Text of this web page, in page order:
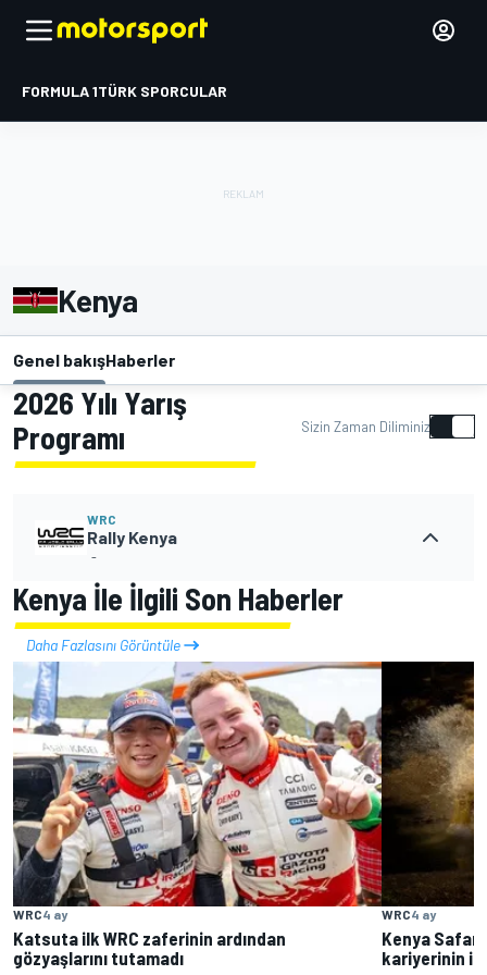
FORMULA 1TÜRK SPORCULAR
Kenya
Genel bakışHaberler
2026 Yılı Yarış
Programı
Sizin Zaman Diliminiz
WRC
Rally Kenya
-
Kenya İle İlgili Son Haberler
Daha Fazlasını Görüntüle
WRC4 ay
Katsuta ilk WRC zaferinin ardından
gözyaşlarını tutamadı
WRC4 ay
Kenya
kariyerinin ilk